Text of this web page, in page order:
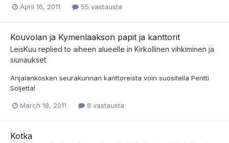
April 16, 2011 55 vastausta
Kouvolan ja Kymenlaakson papit ja kanttorit
LeisKuu replied to aiheen alueelle in Kirkollinen vihkiminen ja
siunaukset
Anjalankosken seurakunnan kanttoreista voin suositella Pentti
Soljetta!
March 18, 2011 8 vastausta
Kotka